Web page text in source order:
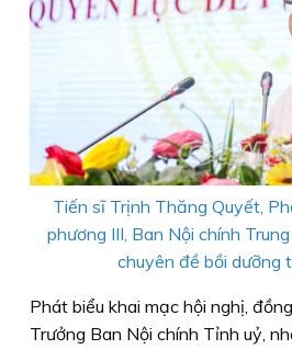
Tiến sĩ Trịnh Thăng Quyết,
phương III, Ban Nội chính
chuyên đề bồi dưỡng
Phát biểu khai mạc hội nghị,
Trưởng Ban Nội chính Tỉnh uỷ,